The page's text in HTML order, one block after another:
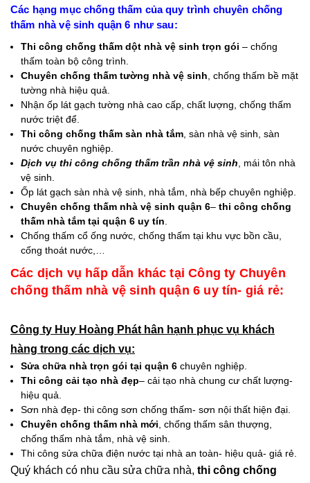
Các hạng mục chống thấm của quy trình chuyên chống
thấm nhà vệ sinh quận 6 như sau:
Thi công chống thấm dột nhà vệ sinh trọn gói – chống
thấm toàn bộ công trình.
Chuyên chống thấm tường nhà vệ sinh, chống thấm bề mặt
tường nhà hiệu quả.
Nhận ốp lát gạch tường nhà cao cấp, chất lượng, chống thấm
nước triệt để.
Thi công chống thấm sàn nhà tắm, sàn nhà vệ sinh, sàn
nước chuyên nghiệp.
Dịch vụ thi công chống thấm trần nhà vệ sinh, mái tôn nhà
vệ sinh.
Ốp lát gạch sàn nhà vệ sinh, nhà tắm, nhà bếp chuyên nghiệp.
Chuyên chống thấm nhà vệ sinh quận 6– thi công chống
thấm nhà tắm tại quận 6 uy tín.
Chống thấm cổ ống nước, chống thấm tại khu vực bồn cầu,
cống thoát nước,…
Các dịch vụ hấp dẫn khác tại Công ty Chuyên
chống thấm nhà vệ sinh quận 6 uy tín- giá rẻ:
Công ty Huy Hoàng Phát hân hạnh phục vụ khách
hàng trong các dịch vụ:
Sửa chữa nhà trọn gói tại quận 6 chuyên nghiệp.
Thi công cải tạo nhà đẹp– cải tạo nhà chung cư chất lượng-
hiệu quả.
Sơn nhà đẹp- thi công sơn chống thấm- sơn nội thất hiện đại.
Chuyên chống thấm nhà mới, chống thấm sân thượng,
chống thấm nhà tắm, nhà vệ sinh.
Thi công sửa chữa điện nước tại nhà an toàn- hiệu quả- giá rẻ.
Quý khách có nhu cầu sửa chữa nhà, thi công chống